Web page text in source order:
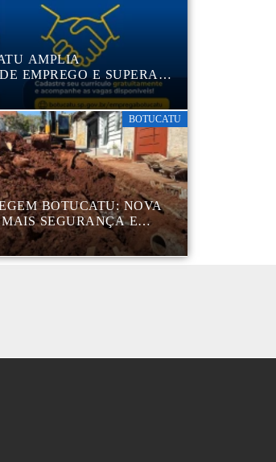
AMPLIA
EMPREGO E SUPERA
CADASTRADOS
BOTUCATU
BOTUCATU: NOVA
SEGURANÇA E
MORADORES DA